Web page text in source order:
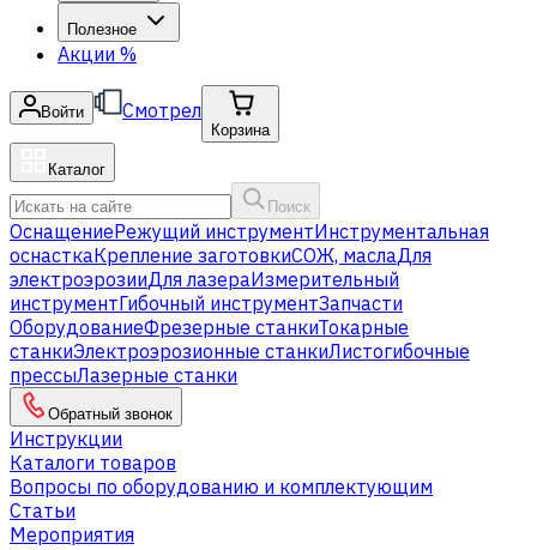
Полезное
Акции %
Войти Смотрел
Корзина
Каталог
Поиск
ОснащениеРежущий инструментИнструментальная
оснасткаКрепление заготовкиСОЖ, маслаДля
электроэрозииДля лазераИзмерительный
инструментГибочный инструментЗапчасти
ОборудованиеФрезерные станкиТокарные
станкиЭлектроэрозионные станкиЛистогибочные
прессыЛазерные станки
Обратный звонок
Инструкции
Каталоги товаров
Вопросы по оборудованию и комплектующим
Статьи
Мероприятия